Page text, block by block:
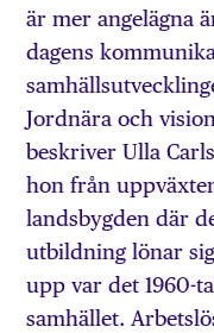
är mer angelägna
dagens
Jordnära och
beskriver Ulla
hon från
landsbygden där
utbildning lönar
upp var det 1960-
samhället.